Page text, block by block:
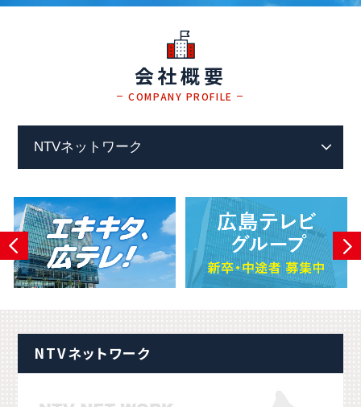
会社概要
COMPANY PROFILE
NTVネットワーク